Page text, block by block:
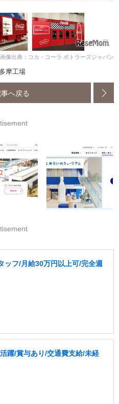
画像出典：コカ・コーラ ボトラーズジャパン
摩工場
事へ戻る
ッフ/月給30万円以上可/完全週
躍/賞与あり/交通費支給/未経